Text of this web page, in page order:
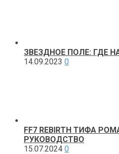
ЗВЕЗДНОЕ ПОЛЕ: ГДЕ
14.09.2023 0
FF7 REBIRTH ТИФА
РУКОВОДСТВО
15.07.2024 0